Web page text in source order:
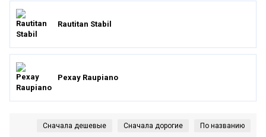
Rautitan Stabil
Рехау Raupiano